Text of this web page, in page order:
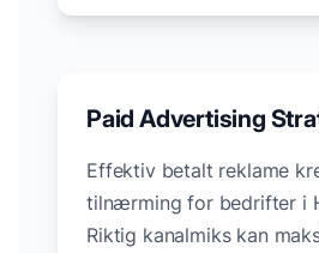
Paid Advertising
Effektiv betalt reklame
tilnærming for bedrifter i
Riktig kanalmiks kan